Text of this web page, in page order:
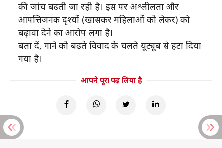
की जांच बढ़ती जा रही है। इस पर अश्लीलता और
आपत्तिजनक दृश्यों (खासकर महिलाओं को लेकर) को
बढ़ावा देने का आरोप लगा है।
बता दें, गाने को बढ़ते विवाद के चलते यूट्यूब से हटा दिया
गया है।
आपने पूरा पढ़ लिया है